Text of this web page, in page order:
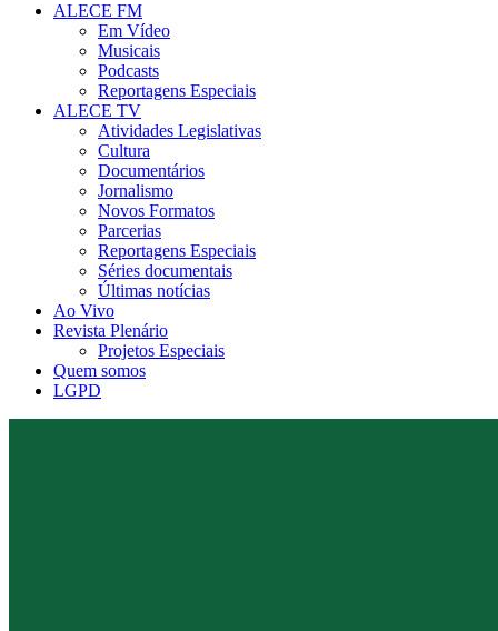
ALECE FM
Em Vídeo
Musicais
Podcasts
Reportagens Especiais
ALECE TV
Atividades Legislativas
Cultura
Documentários
Jornalismo
Novos Formatos
Parcerias
Reportagens Especiais
Séries documentais
Últimas notícias
Ao Vivo
Revista Plenário
Projetos Especiais
Quem somos
LGPD